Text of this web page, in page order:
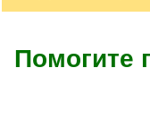
Помогите